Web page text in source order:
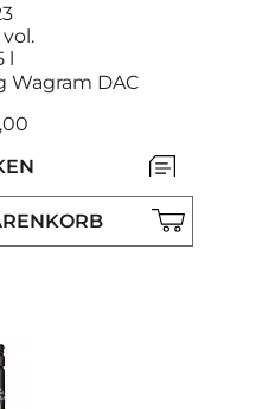
vol.
l
Wagram DAC
,00